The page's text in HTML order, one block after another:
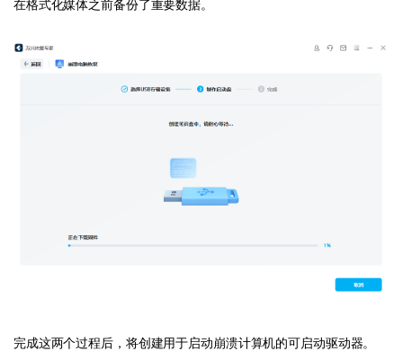
在格式化媒体之前备份了重要数据。
完成这两个过程后，将创建用于启动崩溃计算机的可启动驱动器。